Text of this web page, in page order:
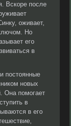
Вскоре после
оживает,
Но
его
в
постоянные
новых
Она помогает
в
в его